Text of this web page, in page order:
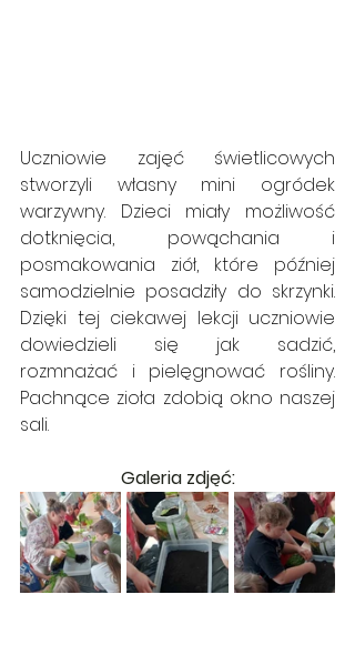
Uczniowie zajęć świetlicowych
stworzyli własny mini ogródek
warzywny. Dzieci miały możliwość
dotknięcia, powąchania i
posmakowania ziół, które później
samodzielnie posadziły do skrzynki.
Dzięki tej ciekawej lekcji uczniowie
dowiedzieli się jak sadzić,
rozmnażać i pielęgnować rośliny.
Pachnące zioła zdobią okno naszej
sali.
Galeria zdjęć: